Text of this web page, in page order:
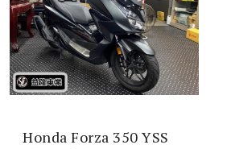
Honda Forza 350 YSS